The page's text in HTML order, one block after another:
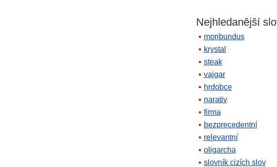
Nejhledanější
moribundus
krystal
steak
vajgar
hrdobce
narativ
firma
bezprecedentní
relevantní
oligarcha
slovník cizích slov